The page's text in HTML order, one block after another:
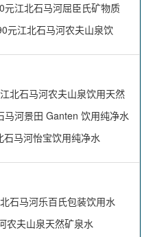
江北石马河屈臣氏矿物质
元江北石马河农夫山泉饮
北石马河农夫山泉饮用天然
河景田 Ganten 饮用纯净水
马河怡宝饮用纯净水
石马河乐百氏包装饮用水
农夫山泉天然矿泉水